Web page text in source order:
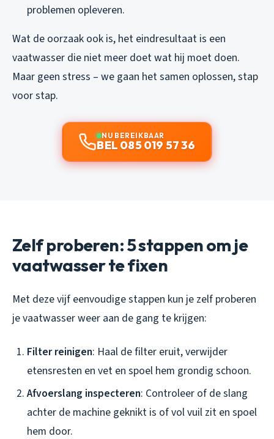
problemen opleveren.
Wat de oorzaak ook is, het eindresultaat is een
vaatwasser die niet meer doet wat hij moet doen.
Maar geen stress – we gaan het samen oplossen, stap
voor stap.
NU BEREIKBAAR
BEL 085 019 57 36
Zelf proberen: 5 stappen om je
vaatwasser te fixen
Met deze vijf eenvoudige stappen kun je zelf proberen
je vaatwasser weer aan de gang te krijgen:
Filter reinigen: Haal de filter eruit, verwijder
etensresten en vet en spoel hem grondig schoon.
Afvoerslang inspecteren: Controleer of de slang
achter de machine geknikt is of vol vuil zit en spoel
hem door.